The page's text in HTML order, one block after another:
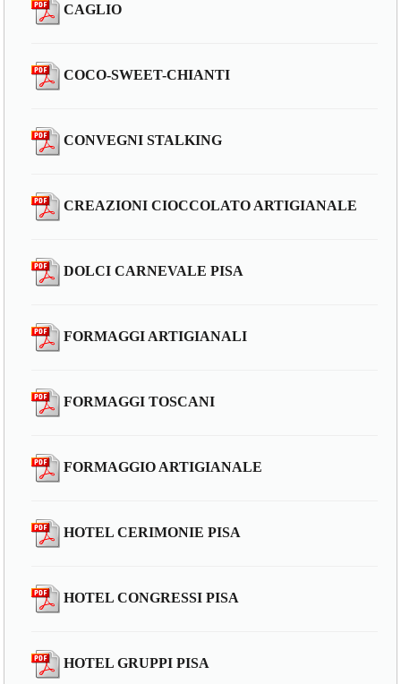
CAGLIO
COCO-SWEET-CHIANTI
CONVEGNI STALKING
CREAZIONI CIOCCOLATO ARTIGIANALE
DOLCI CARNEVALE PISA
FORMAGGI ARTIGIANALI
FORMAGGI TOSCANI
FORMAGGIO ARTIGIANALE
HOTEL CERIMONIE PISA
HOTEL CONGRESSI PISA
HOTEL GRUPPI PISA